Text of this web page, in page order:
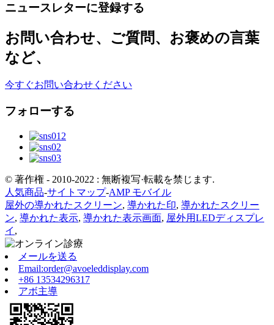
ニュースレターに登録する
お問い合わせ、ご質問、お褒めの言葉
など、
今すぐお問い合わせください
フォローする
© 著作権 - 2010-2022 : 無断複写·転載を禁じます.
人気商品-サイトマップ-AMP モバイル
屋外の導かれたスクリーン, 導かれた印, 導かれたスクリー
ン, 導かれた表示, 導かれた表示画面, 屋外用LEDディスプレ
イ ,
メールを送る
Email:order@avoeleddisplay.com
+86 13534296317
アボ主導